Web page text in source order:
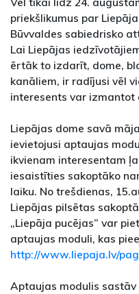
priekšlikumus par
Būvvaldes sabiedrisko
Lai Liepājas
ērtāk to izdarīt, dome,
kanāliem, ir radījusi vēl
interesents var izmantot
Liepājas dome savā
ievietojusi aptaujas
ikvienam interesentam
iesaistīties sakoptāko
laiku. No trešdienas,
Liepājas pilsētas
„Liepāja pucējas” var
aptaujas moduli, kas
http://www.liepaja.lv/
Aptaujas modulis